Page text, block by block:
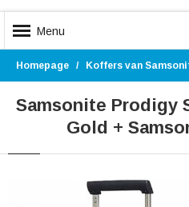
Menu
Homepage Koffers van
Samsonite Prodigy
Gold +